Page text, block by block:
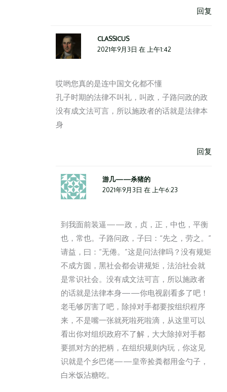
回复
CLASSICUS
2021年9月3日 在 上午1:42
哎哟您真的是连中国文化都不懂
孔子时期的法律不叫礼，叫政，子路问政的政
没有成文法可言，所以施政者的话就是法律本
身
回复
游几——杀猪的
2021年9月3日 在 上午6:23
到我面前装逼——政，贞，正，中也，平衡
也，常也。子路问政，子曰：“先之，劳之。”
请益，曰：“无倦。”这是问法律吗？没有规矩
不成方圆，黑社会都会讲规矩，法治社会就
是常识社会。没有成文法可言，所以施政者
的话就是法律本身——你电视剧看多了吧！
老毛够厉害了吧，除掉对手都要按组织程序
来，不是嘴一张就死啦死啦滴，从这里可以
看出你对组织政府不了解，大大除掉对手都
要抓对方的把柄，在组织规则内玩，你这见
识就是个乡巴佬——皇帝捡粪都用金勺子，
白米饭沾糖吃。